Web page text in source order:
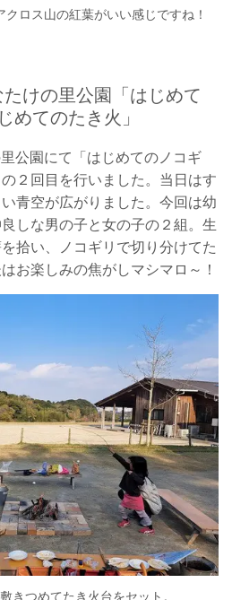
ロス山の紅葉がいい感じですね！
けの里公園「はじめて
めてのたき火」
公園にて「はじめてのノコギ
２回目を行いました。当日はす
青空が広がりました。今回は幼
しな男の子と女の子の２組。生
拾い、ノコギリで切り分けてた
お楽しみの焦がしマシマロ～！
きつめてたき火台をセット。